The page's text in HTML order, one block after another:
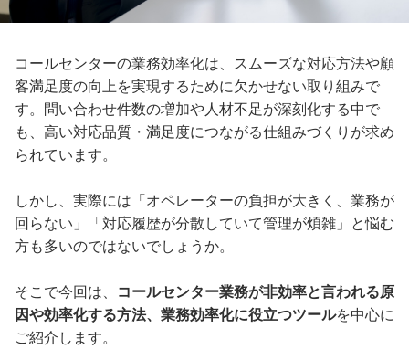
コールセンターの業務効率化は、スムーズな対応方法や顧
客満足度の向上を実現するために欠かせない取り組みで
す。問い合わせ件数の増加や人材不足が深刻化する中で
も、高い対応品質・満足度につながる仕組みづくりが求め
られています。
しかし、実際には「オペレーターの負担が大きく、業務が
回らない」「対応履歴が分散していて管理が煩雑」と悩む
方も多いのではないでしょうか。
そこで今回は、
コールセンター業務が非効率と言われる原
因や効率化する方法、業務効率化に役立つツールを中心に
ご紹介します。